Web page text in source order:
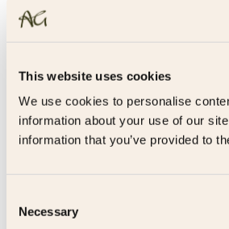
This website uses cookies
We use cookies to personalise
information about your use of our
information that you’ve provided to
Selection
Necessary